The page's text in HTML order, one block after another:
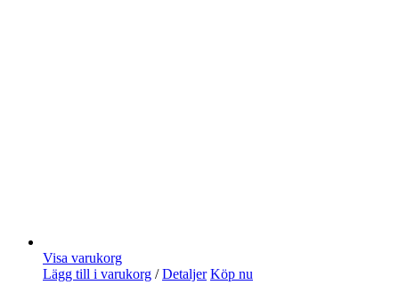
Visa varukorg
Lägg till i varukorg / Detaljer Köp nu